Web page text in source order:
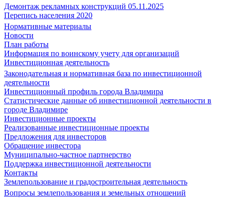
Демонтаж рекламных конструкций 05.11.2025
Перепись населения 2020
Нормативные материалы
Новости
План работы
Информация по воинскому учету для организаций
Инвестиционная деятельность
Законодательная и нормативная база по инвестиционной
деятельности
Инвестиционный профиль города Владимира
Статистические данные об инвестиционной деятельности в
городе Владимире
Инвестиционные проекты
Реализованные инвестиционные проекты
Предложения для инвесторов
Обращение инвестора
Муниципально-частное партнерство
Поддержка инвестиционной деятельности
Контакты
Землепользование и градостроительная деятельность
Вопросы землепользования и земельных отношений